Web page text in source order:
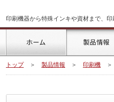
印刷機器から特殊インキや資材まで、
トップ
トップ ＞ 製品情報 ＞ 印刷機 ＞